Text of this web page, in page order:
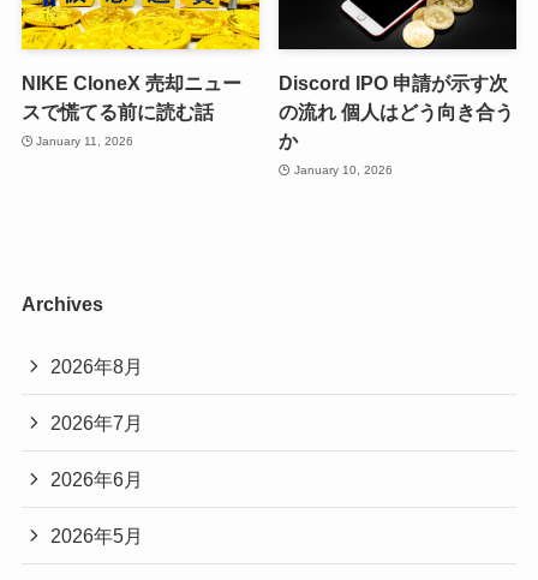
NIKE CloneX 売却ニュー
スで慌てる前に読む話
January 11, 2026
Discord IPO 申請が示す次
の流れ 個人はどう向き合う
か
January 10, 2026
Archives
2026年8月
2026年7月
2026年6月
2026年5月